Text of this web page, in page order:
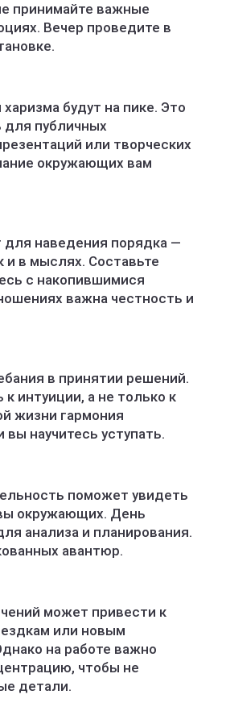
принимайте важные
Вечер проведите в
будут на пике. Это
публичных
или творческих
окружающих вам
наведения порядка —
и в мыслях. Составьте
с накопившимися
важна честность и
в принятии решений.
интуиции, а не только к
жизни гармония
научитесь уступать.
поможет увидеть
окружающих. День
анализа и планирования.
авантюр.
может привести к
или новым
на работе важно
чтобы не
детали.